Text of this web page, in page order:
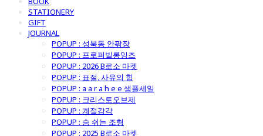
STATIONERY
GIFT
JOURNAL
POPUP : 성북동 안팎장
POPUP : 프로퍼빌롱잉즈
POPUP : 2026 B로소 마켓
POPUP : 표절, 사유의 힘
POPUP : a a r a h e e 샘플세일
POPUP : 크리스토오브제
POPUP : 계절감각
POPUP : 숨 쉬는 조형
POPUP : 2025 B로소 마켓